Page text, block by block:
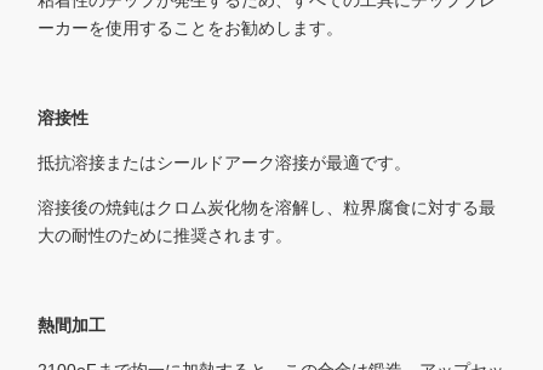
ーカーを使用することをお勧めします。
溶接性
抵抗溶接またはシールドアーク溶接が最適です。
溶接後の焼鈍はクロム炭化物を溶解し、粒界腐食に対する最
大の耐性のために推奨されます。
熱間加工